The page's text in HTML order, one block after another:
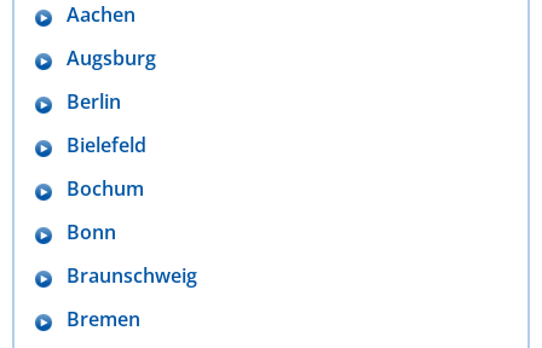
Aachen
Augsburg
Berlin
Bielefeld
Bochum
Bonn
Braunschweig
Bremen